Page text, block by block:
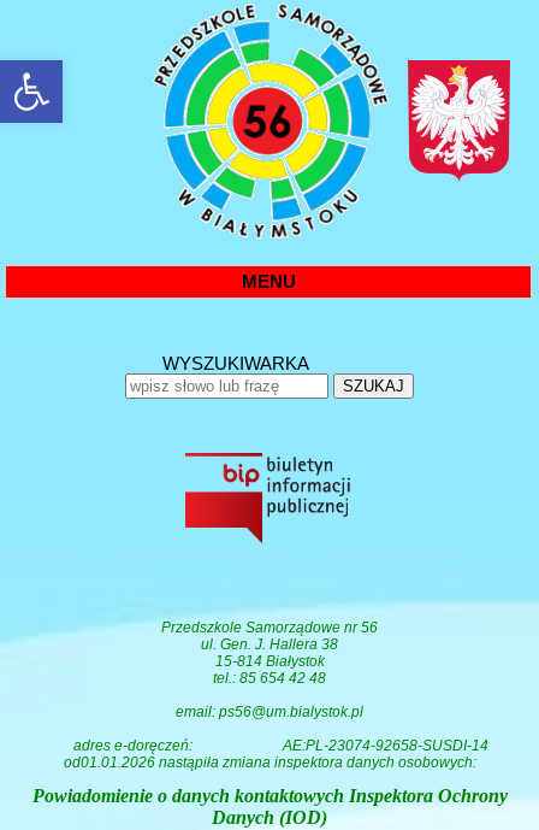
rozwiń/zwiń panel
MENU
WYSZUKIWARKA
SZUKAJ
Przedszkole Samorządowe nr 56
ul. Gen. J. Hallera 38
15-814 Białystok
tel.: 85 654 42 48
email: ps56@um.bialystok.pl
adres e-doręczeń:AE:PL-23074-92658-SUSDI-14
od01.01.2026 nastąpiła zmiana inspektora danych osobowych:
Powiadomienie o danych kontaktowych Inspektora Ochrony
Danych (IOD)